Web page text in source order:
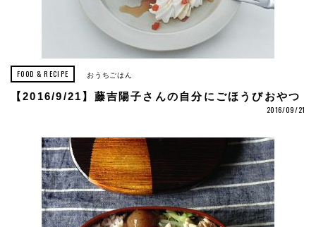
FOOD & RECIPE おうちごはん
【2016/9/21】藤吉陽子さんの自分にごほうびおやつ
2016/09/21